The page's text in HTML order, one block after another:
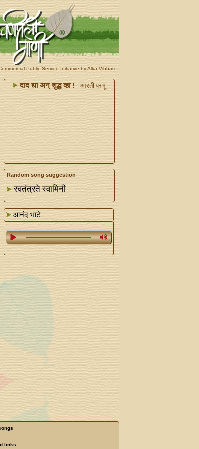
Public Service Initiative by Alka Vibhas
दाद द्या अन्‌ शुद्ध व्हा ! - आरती प्रभू
Random song suggestion
स्वतंत्रते स्वामिनी
आनंद भाटे
links.